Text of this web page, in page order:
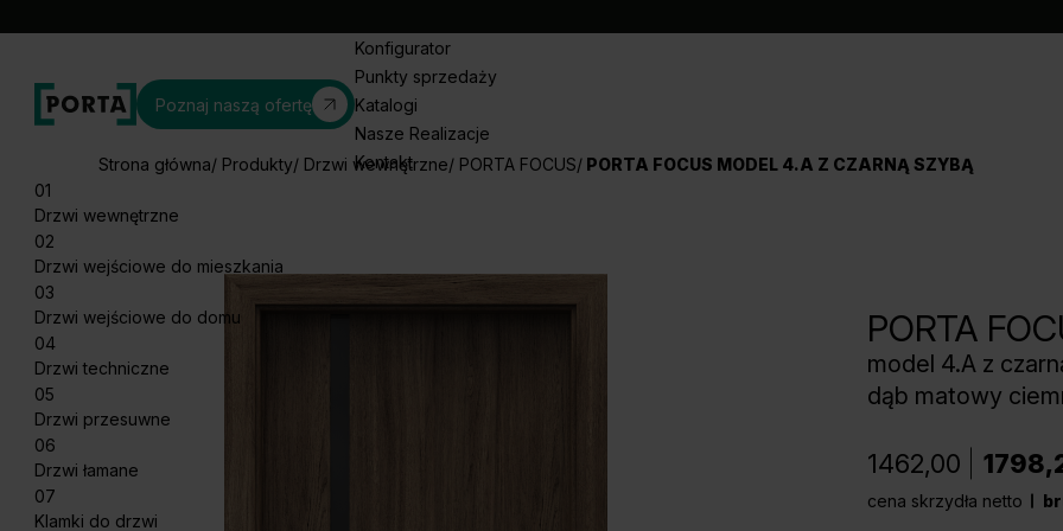
Poznaj naszą ofertę
Konfigurator
Punkty sprzedaży
Katalogi
Nasze Realizacje
Kontakt
01
Drzwi wewnętrzne
02
Drzwi wejściowe do mieszkania
03
Drzwi wejściowe do domu
04
Drzwi techniczne
05
Drzwi przesuwne
06
Drzwi łamane
07
Klamki do drzwi
Strona główna Produkty Drzwi wewnętrzne PORTA FOCUS PORTA FOCUS MODEL 4.A Z CZARNĄ SZYBĄ
PORTA
model 4.A z
dąb matowy
1462,00
cena skrzydła netto